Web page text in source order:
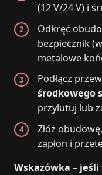
(12 V/24 V) i
Odkręć
bezpiecznik
metalowe
Podłącz
środkowego
przylutuj lub
Złóż
zapłon i
Wskazówka –